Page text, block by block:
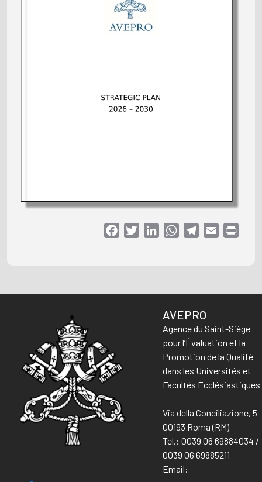
FacebookTwitterLinkedInWhatsAppTelegram
Email
AVEPRO
Agence du Saint-Siège
pour l’Évaluation et la
Promotion de la Qualité
dans les Universités et
Facultés Ecclésiastiques
Via della Conciliazione, 5
00193 Roma (RM)
Tel.: 0039 06 69884034 /
0039 06 69885211
Email: